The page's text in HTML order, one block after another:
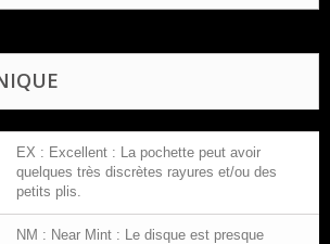
EX : Excellent : La pochette peut avoir
quelques très discrètes rayures et/ou des
petits plis.
NM : Near Mint : Le disque est presque